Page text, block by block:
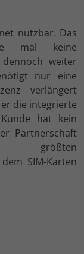
nutzbar. Das
mal keine
weiter
nur eine
verlängert
die integrierte
hat kein
Partnerschaft
SIM-Karten